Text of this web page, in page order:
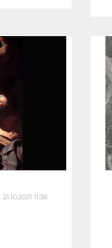
21.10.2021 11:36